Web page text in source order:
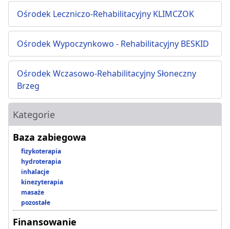
Ośrodek Leczniczo-Rehabilitacyjny KLIMCZOK
Ośrodek Wypoczynkowo - Rehabilitacyjny BESKID
Ośrodek Wczasowo-Rehabilitacyjny Słoneczny
Brzeg
Kategorie
Baza zabiegowa
fizykoterapia
hydroterapia
inhalacje
kinezyterapia
masaże
pozostałe
Finansowanie